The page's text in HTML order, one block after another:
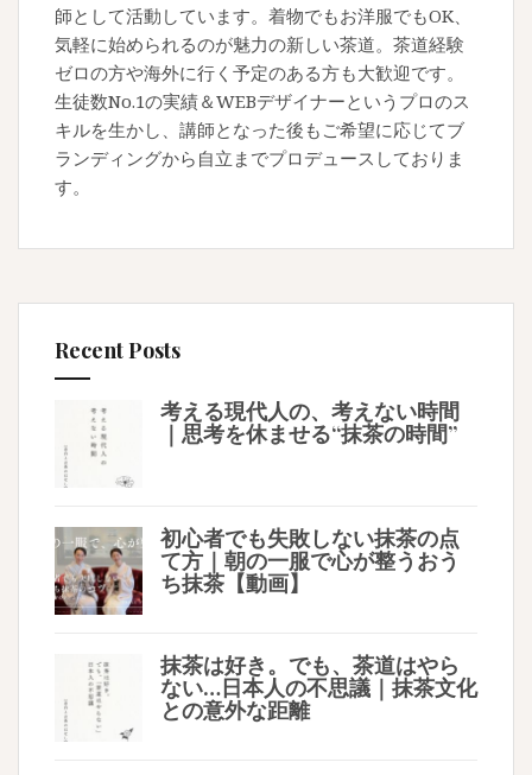
師として活動しています。着物でもお洋服でもOK、
気軽に始められるのが魅力の新しい茶道。茶道経験
ゼロの方や海外に行く予定のある方も大歓迎です。
生徒数No.1の実績＆WEBデザイナーというプロのス
キルを生かし、講師となった後もご希望に応じてブ
ランディングから自立までプロデュースしておりま
す。
Recent Posts
考える現代人の、考えない時間
｜思考を休ませる“抹茶の時間”
初心者でも失敗しない抹茶の点
て方｜朝の一服で心が整うおう
ち抹茶【動画】
抹茶は好き。でも、茶道はやら
ない…日本人の不思議｜抹茶文化
との意外な距離